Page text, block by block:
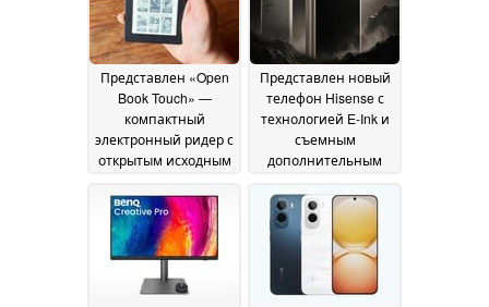
Представлен «Open
Book Touch» —
компактный
электронный ридер с
открытым исходным
Представлен новый
телефон Hisense с
технологией E-Ink и
съемным
дополнительным